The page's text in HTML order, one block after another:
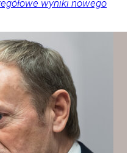
wyniki nowego